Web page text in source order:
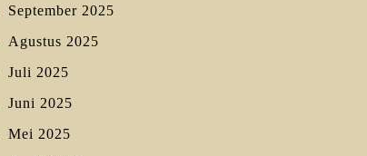
September 2025
Agustus 2025
Juli 2025
Juni 2025
Mei 2025